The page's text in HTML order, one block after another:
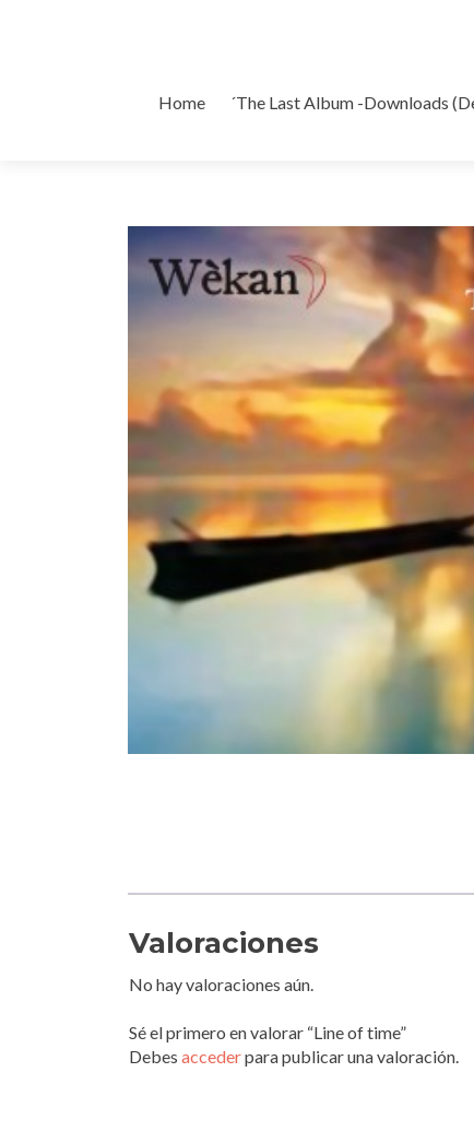
Home ´The Last Album -Downloads
Valoraciones
No hay valoraciones aún.
Sé el primero en valorar “Line of time”
Debes accederpara publicar una valoración.